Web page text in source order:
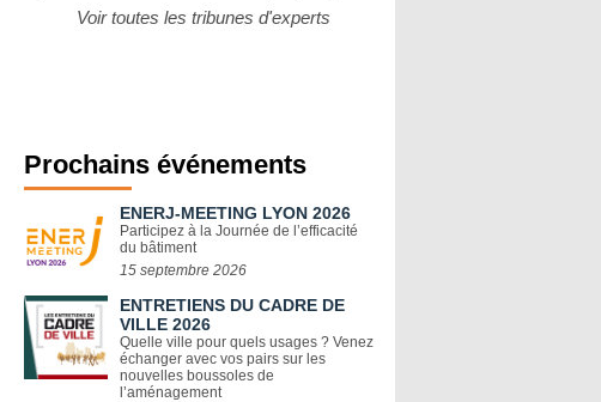
Voir toutes les tribunes d'experts
Prochains événements
ENERJ-MEETING LYON 2026
Participez à la Journée de l’efficacité
du bâtiment
15 septembre 2026
ENTRETIENS DU CADRE DE
VILLE 2026
Quelle ville pour quels usages ? Venez
échanger avec vos pairs sur les
nouvelles boussoles de
l’aménagement